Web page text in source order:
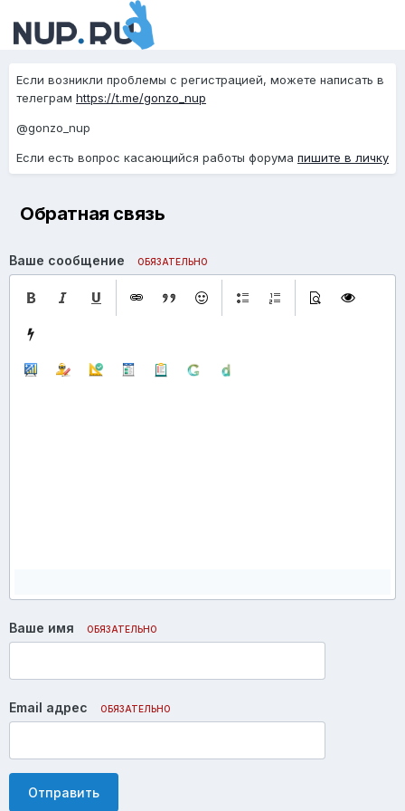
Если возникли проблемы с регистрацией, можете написать в
телеграм https://t.me/gonzo_nup
@gonzo_nup
Если есть вопрос касающийся работы форума пишите в личку
Обратная связь
Ваше сообщение ОБЯЗАТЕЛЬНО
Ваше имя ОБЯЗАТЕЛЬНО
Email адрес ОБЯЗАТЕЛЬНО
Отправить